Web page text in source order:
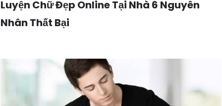
Luyện Chữ Đẹp Online Tại Nhà 6 Nguyên
Nhân Thất Bại